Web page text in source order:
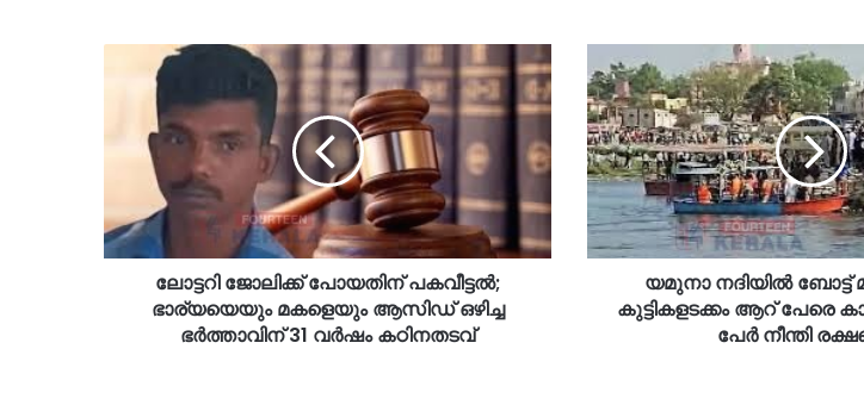
ലോട്ടറി ജോലിക്ക് പോയതിന് പകവീട്ടൽ;
ഭാര്യയെയും മകളെയും ആസിഡ് ഒഴിച്ച
ഭർത്താവിന് 31 വർഷം കഠിനതടവ്
യമുനാ നദിയിൽ
കുട്ടികളടക്കം ആറ് പേരെ
പേർ നീന്തി